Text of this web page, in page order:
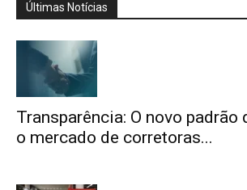
Últimas Notícias
Transparência: O novo padrão
o mercado de corretoras...